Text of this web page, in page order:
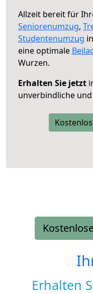
Allzeit bereit für
Seniorenumzug,
Studentenumzug
eine optimale
Wurzen.
Erhalten Sie jetzt
unverbindliche
Erhalten